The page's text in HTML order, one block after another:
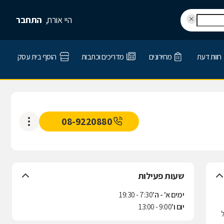
היי אורח, התחבר
חוות דעת מחירונים מדריכים וכתבות הוסף בית עסק
08-9220880
שעות פעילות
ימים א' - ה'7:30 - 19:30
יום ו'9:00 - 13:00